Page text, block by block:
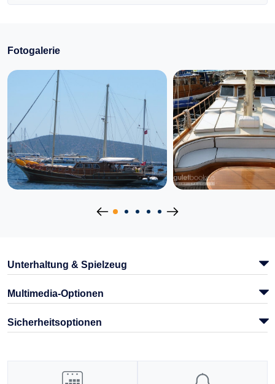
Fotogalerie
Unterhaltung & Spielzeug
Multimedia-Optionen
Sicherheitsoptionen